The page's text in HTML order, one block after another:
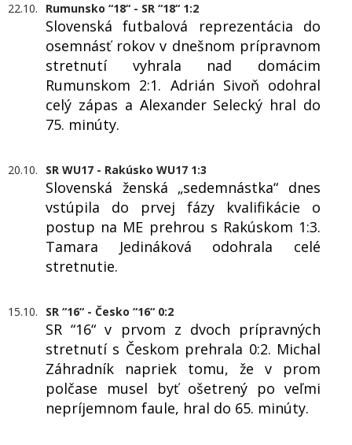
22.10. Rumunsko “18“ - SR “18“ 1:2
Slovenská futbalová reprezentácia do
osemnásť rokov v dnešnom prípravnom
stretnutí vyhrala nad domácim
Rumunskom 2:1. Adrián Sivoň odohral
celý zápas a Alexander Selecký hral do
75. minúty.
20.10. SR WU17 - Rakúsko WU17 1:3
Slovenská ženská „sedemnástka“ dnes
vstúpila do prvej fázy kvalifikácie o
postup na ME prehrou s Rakúskom 1:3.
Tamara Jedináková odohrala celé
stretnutie.
15.10. SR “16“ - Česko “16“ 0:2
SR “16“ v prvom z dvoch prípravných
stretnutí s Českom prehrala 0:2. Michal
Záhradník napriek tomu, že v prom
polčase musel byť ošetrený po veľmi
nepríjemnom faule, hral do 65. minúty.